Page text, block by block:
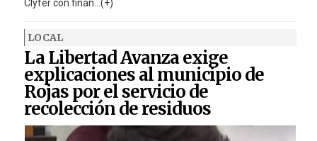
Clyfer con finan...(+)
LOCAL
La Libertad Avanza exige
explicaciones al municipio de
Rojas por el servicio de
recolección de residuos